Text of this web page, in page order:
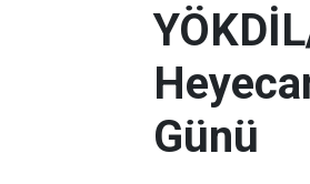
Günü